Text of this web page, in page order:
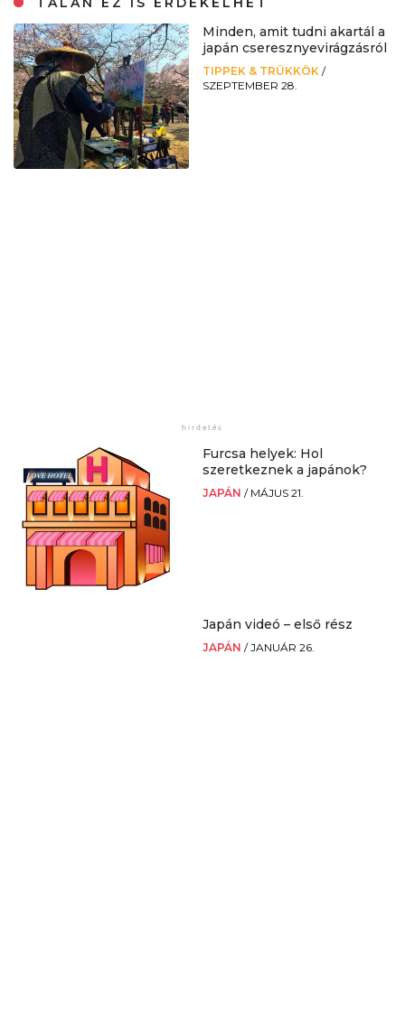
Minden, amit tudni akartál a
japán cseresznyevirágzásról
TIPPEK & TRÜKKÖK /
SZEPTEMBER 28.
Furcsa helyek: Hol
szeretkeznek a japánok?
JAPÁN / MÁJUS 21.
Japán videó – első rész
JAPÁN /JANUÁR 26.